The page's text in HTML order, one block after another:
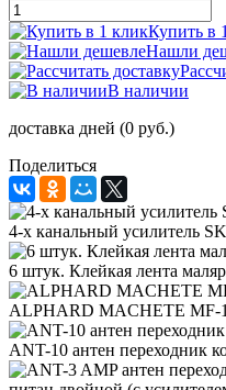
Купить в
Нашли
В наличии
доставка дней (0 руб.)
Поделиться
4-х канальный усилитель
6 штук. Клейкая лента
ALPHARD MACHETE MF-
ANT-10 антен переходник